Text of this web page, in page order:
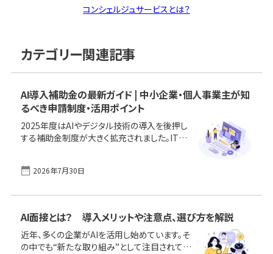
コンシェルジュサービスとは？
カテゴリー関連記事
AI導入補助金の最新ガイド | 中小企業・個人事業主が知
るべき申請制度・活用ポイント
2025年度はAIやデジタル技術の導入を後押し
する補助金制度が大きく拡充されました。IT導
で、AI活用に役立つ最新の公的支援策を網羅的
の記事を読めば「自社に合った補助金が分か
る」「失敗しない準備ができる」内容となってい
ます。 なお、本記事はまず、2025年度制度の公
募終了が迫るなかでの「駆け込み版」として情
報を整理しました。一部に2026年にまたがって
2026年7月30日
AI面接とは？ 導入メリットや注意点、選び方を解説
近年、多くの企業がAIを活用し始めています。そ
の中でも“新たな取り組み”として注目されてい